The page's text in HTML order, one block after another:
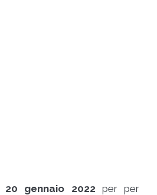
20 gennaio 2022 per per